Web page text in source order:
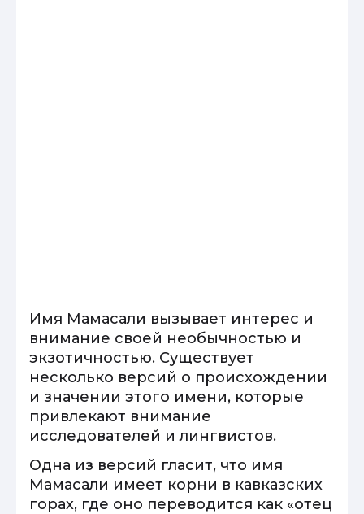
Имя Мамасали вызывает интерес и
внимание своей необычностью и
экзотичностью. Существует
несколько версий о происхождении
и значении этого имени, которые
привлекают внимание
исследователей и лингвистов.
Одна из версий гласит, что имя
Мамасали имеет корни в кавказских
горах, где оно переводится как «отец